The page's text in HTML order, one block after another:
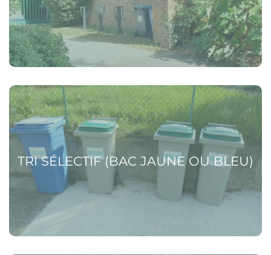
TRI SÉLECTIF (BAC JAUNE OU BLEU)
Voir la page Tri sélectif (bac jaune ou bleu)